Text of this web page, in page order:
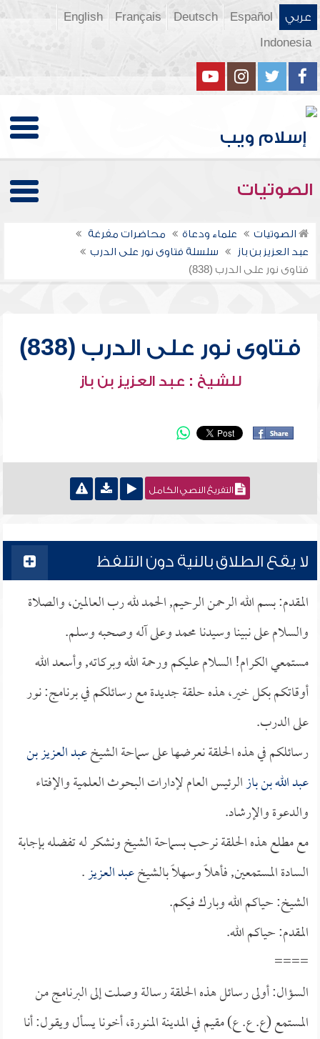
عربي Español
Deutsch
Français
English
Indonesia
الصوتيات
الصوتيات علماء ودعاة
محاضرات مفرغة
عبد العزيز بن باز
سلسلة فتاوى نور على الدرب
فتاوى نور على الدرب (838)
فتاوى نور على الدرب (838)
للشيخ : عبد العزيز بن باز
التفريغ النصي الكامل
لا يقع الطلاق بالنية دون التلفظ
المقدم: بسم الله الرحمن الرحيم, الحمد لله رب العالمين، والصلاة
والسلام على نبينا وسيدنا محمد وعلى آله وصحبه وسلم.
مستمعي الكرام! السلام عليكم ورحمة الله وبركاته, وأسعد الله
أوقاتكم بكل خير، هذه حلقة جديدة مع رسائلكم في برنامج: نور
على الدرب.
رسائلكم في هذه الحلقة نعرضها على سماحة الشيخعبد العزيز بن
عبد الله بن بازالرئيس العام لإدارات البحوث العلمية والإفتاء
والدعوة والإرشاد.
مع مطلع هذه الحلقة نرحب بسماحة الشيخ ونشكر له تفضله بإجابة
السادة المستمعين, فأهلاً وسهلاً بالشيخعبد العزيز.
الشيخ: حياكم الله وبارك فيكم.
المقدم: حياكم الله.
====
السؤال: أولى رسائل هذه الحلقة رسالة وصلت إلى البرنامج من
المستمع (ع. ع. ع) مقيم في المدينة المنورة، أخونا يسأل ويقول: أنا